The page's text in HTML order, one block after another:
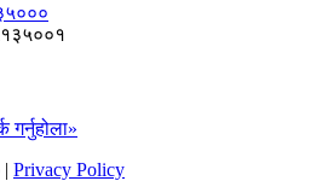
गर्नुहोला»
Privacy Policy